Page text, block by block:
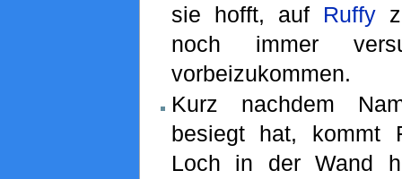
sie hofft, auf Ruffy
noch immer
vorbeizukommen.
Kurz nachdem
besiegt hat, kommt
Loch in der Wand